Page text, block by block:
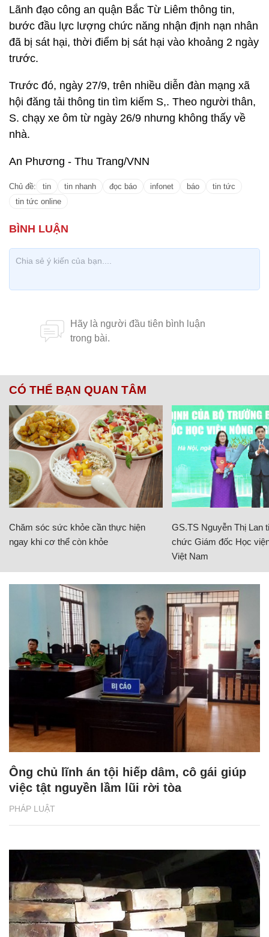
Lãnh đạo công an quận Bắc Từ Liêm thông tin,
bước đầu lực lượng chức năng nhận định nạn nhân
đã bị sát hại, thời điểm bị sát hại vào khoảng 2 ngày
trước.
Trước đó, ngày 27/9, trên nhiều diễn đàn mạng xã
hội đăng tải thông tin tìm kiếm S,. Theo người thân,
S. chạy xe ôm từ ngày 26/9 nhưng không thấy về
nhà.
An Phương - Thu Trang/VNN
Chủ đề: tin tin nhanh đọc báo infonet báo
tin tức
tin tức online
CÓ THỂ BẠN QUAN TÂM
Chăm sóc sức khỏe cần thực hiện
ngay khi cơ thể còn khỏe
GS.TS Nguyễn Thị Lan
chức Giám đốc Học
Việt Nam
PHÁP LUẬT
Ông chủ lĩnh án tội hiếp dâm, cô gái giúp
việc tật nguyền lầm lũi rời tòa